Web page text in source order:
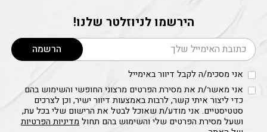
הירשמו לניוזלטר שלנו!
דוא׳׳ל הרשמה
אני מסכימ/ה לקבל דיוור באימייל
אני מאשר/ת את מסירת הפרטים מרצוני החופשי והשימוש בהם
כדי ליצור איתי קשר, לרבות באמצעות דיוור ישיר, וכן לצרכים
סטטיסטיים. אני מודע/ת שאוכל לבטל את הרישום שלי בכל עת,
ושעל מסירת הפרטים שלי והשימוש בהם תחולמדיניות הפרטיות